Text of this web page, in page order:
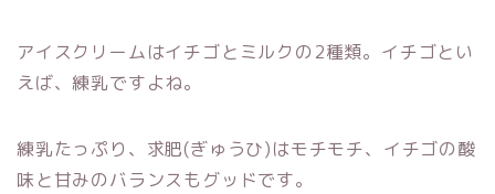
アイスクリームはイチゴとミルクの2種類。イチゴとい
えば、練乳ですよね。
練乳たっぷり、求肥(ぎゅうひ)はモチモチ、イチゴの酸
味と甘みのバランスもグッドです。